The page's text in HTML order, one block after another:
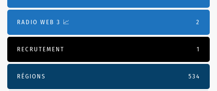
RADIO WEB 3 📈 2
RECRUTEMENT 1
RÉGIONS 534